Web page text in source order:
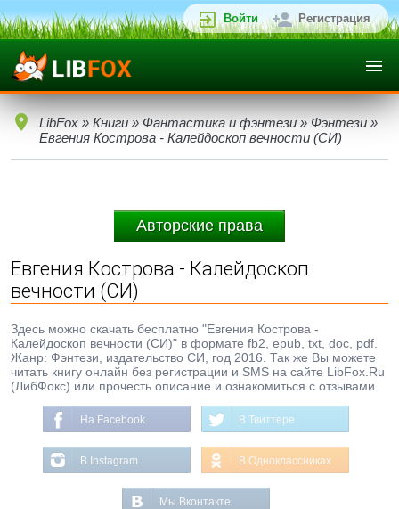
Войти Регистрация
LibFox » Книги » Фантастика и фэнтези » Фэнтези »
Евгения Кострова - Калейдоскоп вечности (СИ)
Авторские права
Евгения Кострова - Калейдоскоп
вечности (СИ)
Здесь можно скачать бесплатно "Евгения Кострова -
Калейдоскоп вечности (СИ)" в формате fb2, epub, txt, doc, pdf.
Жанр: Фэнтези, издательство СИ, год 2016. Так же Вы можете
читать книгу онлайн без регистрации и SMS на сайте LibFox.Ru
(ЛибФокс) или прочесть описание и ознакомиться с отзывами.
На Facebook В Твиттере
В Instagram В Одноклассниках
Мы Вконтакте